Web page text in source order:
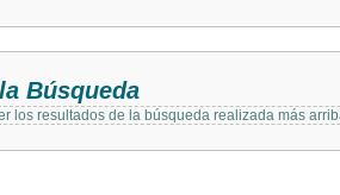
Búsqueda
los resultados de la búsqueda realizada más